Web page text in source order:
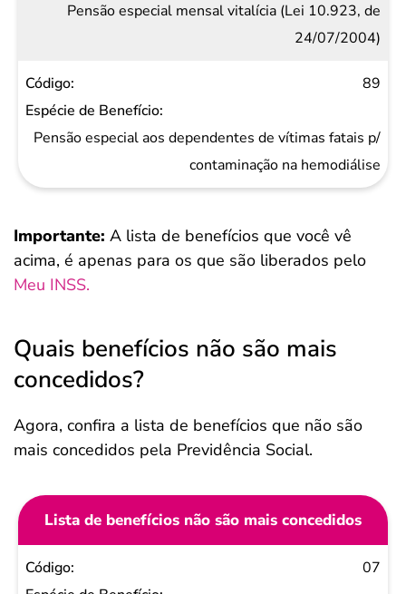
Pensão especial mensal vitalícia (Lei 10.923, de
24/07/2004)
89
Pensão especial aos dependentes de vítimas fatais p/
contaminação na hemodiálise
Importante: A lista de benefícios que você vê
acima, é apenas para os que são liberados pelo
Meu INSS.
Quais benefícios não são mais
concedidos?
Agora, confira a lista de benefícios que não são
mais concedidos pela Previdência Social.
Lista de benefícios não são mais concedidos
Código
07